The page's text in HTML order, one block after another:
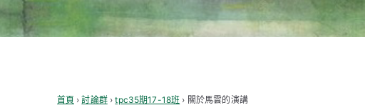
首頁 › 討論群 › tpc35期17-18班 › 關於馬雲的演講